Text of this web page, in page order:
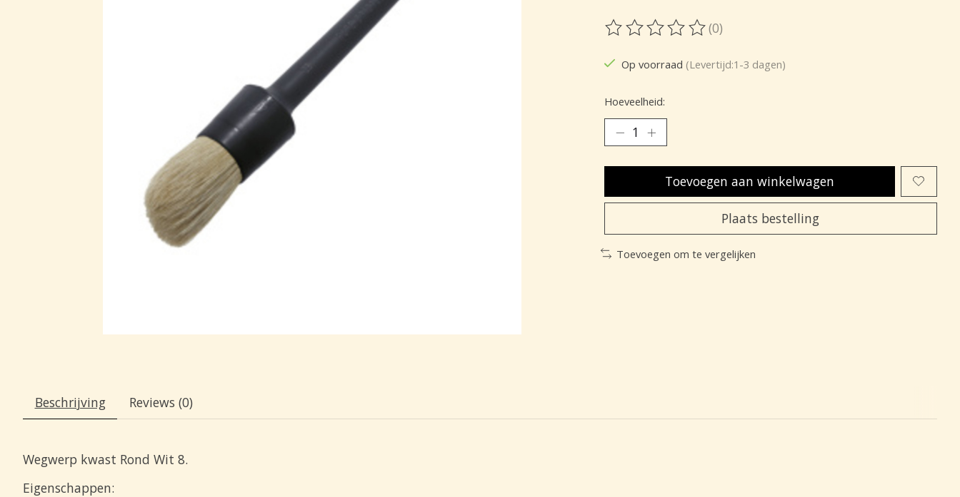
De beoordeling van dit product is
(0)
Op voorraad (Levertijd:1-3 dagen)
Hoeveelheid:
Toevoegen aan winkelwagen
Plaats bestelling
Toevoegen om te vergelijken
Beschrijving Reviews (0)
Wegwerp kwast Rond Wit 8.
Eigenschappen: